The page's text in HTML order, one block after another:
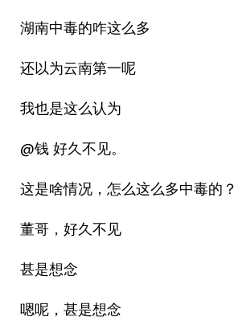
湖南中毒的咋这么多
还以为云南第一呢
我也是这么认为
@钱 好久不见。
这是啥情况，怎么这么多中毒的？
董哥，好久不见
甚是想念
嗯呢，甚是想念